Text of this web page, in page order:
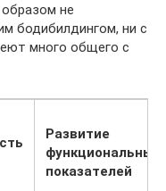
не
бодибилдингом, ни с
много общего с
Развитие
функциональных
показателей